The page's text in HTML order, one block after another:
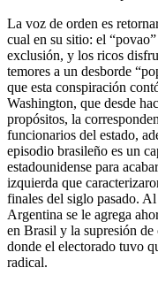
La voz de orden es
cual en su sitio: el
exclusión, y los ricos
temores a un desborde
que esta conspiración
Washington, que desde
propósitos, la
funcionarios del estado,
episodio brasileño es un
estadounidense para
izquierda que
finales del siglo pasado.
Argentina se le agrega
en Brasil y la supresión
donde el electorado tuvo
radical.